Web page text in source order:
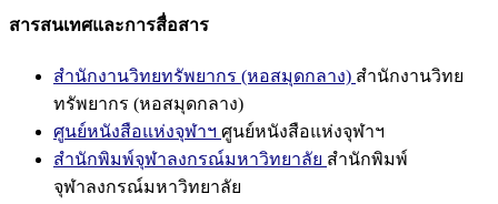
สารสนเทศและการสื่อสาร
สำนักงานวิทยทรัพยากร (หอสมุดกลาง) สำนักงานวิทย
ทรัพยากร (หอสมุดกลาง)
ศูนย์หนังสือแห่งจุฬาฯ ศูนย์หนังสือแห่งจุฬาฯ
สำนักพิมพ์จุฬาลงกรณ์มหาวิทยาลัย สำนักพิมพ์
จุฬาลงกรณ์มหาวิทยาลัย